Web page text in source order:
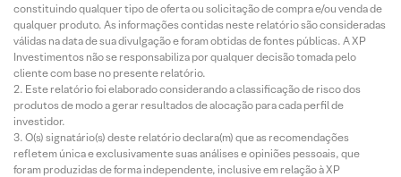
constituindo qualquer tipo de oferta ou solicitação de compra e/ou venda de
qualquer produto. As informações contidas neste relatório são consideradas
válidas na data de sua divulgação e foram obtidas de fontes públicas. A XP
Investimentos não se responsabiliza por qualquer decisão tomada pelo
cliente com base no presente relatório.
Este relatório foi elaborado considerando a classificação de risco dos
produtos de modo a gerar resultados de alocação para cada perfil de
investidor.
O(s) signatário(s) deste relatório declara(m) que as recomendações
refletem única e exclusivamente suas análises e opiniões pessoais, que
foram produzidas de forma independente, inclusive em relação à XP